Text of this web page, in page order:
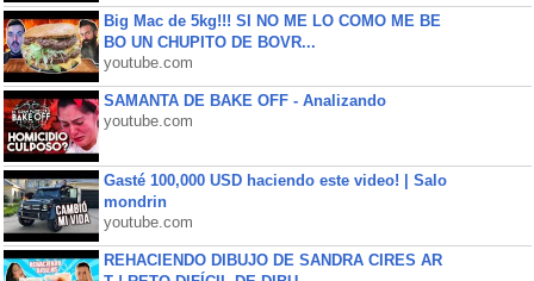
Big Mac de 5kg!!! SI NO ME LO COMO ME BE
BO UN CHUPITO DE BOVR...
youtube.com
SAMANTA DE BAKE OFF - Analizando
youtube.com
Gasté 100,000 USD haciendo este video! | Salo
mondrin
youtube.com
REHACIENDO DIBUJO DE SANDRA CIRES AR